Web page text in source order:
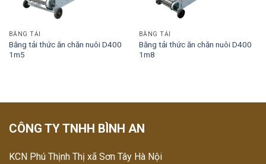
BĂNG TẢI
Băng tải thức ăn chăn nuôi D400
1m5
BĂNG TẢI
Băng tải thức ăn chăn nuôi D400
1m8
CÔNG TY TNHH BÌNH AN
KCN Phú Thịnh Thị xã Sơn Tây Hà Nội